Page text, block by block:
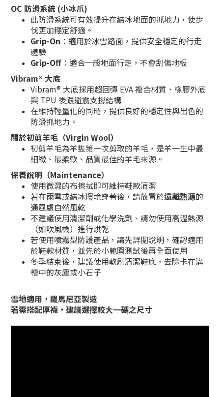
OC 防滑系統 (小冰爪)
此防滑系統可有效提升在結冰地面的抓地力，使步
伐更加穩定舒適。
Grip-On ：適用於冰雪路面，提供安全穩定的行走
體驗
Grip-Off ：適合一般地面行走，不會刮傷地板
Vibram® 大底
Vibram® 大底採用超回彈 EVA 複合材質、橡膠外底
與 TPU 後跟避震支撐結構
在維持輕量化的同時，提供良好的穩定性與出色的
防滑抓地力。
關於初剪羊毛（Virgin Wool）
初剪羊毛為羊隻第一次剪取的羊毛，是羊一生中最
細緻、最柔軟、品質最佳的羊毛來源。
保養說明（Maintenance）
使用微濕的布擦拭即可維持鞋款清潔
若在雨雪或結冰環境穿著後，請放置於遠離熱源的
通風處自然風乾
不建議使用清潔劑或化學洗劑、請勿使用高溫熱源
（如吹風機）進行烘乾
若使用噴霧型防護產品，請先詳閱說明，確認適用
於鞋款材質，並先於小範圍測試後再全面使用
冬季結束後，建議使用軟刷清潔鞋底，去除卡在溝
槽中的灰塵或小石子
雪地適用，羅馬尼亞製造
若需搭配厚襪，建議選擇較大一碼之尺寸